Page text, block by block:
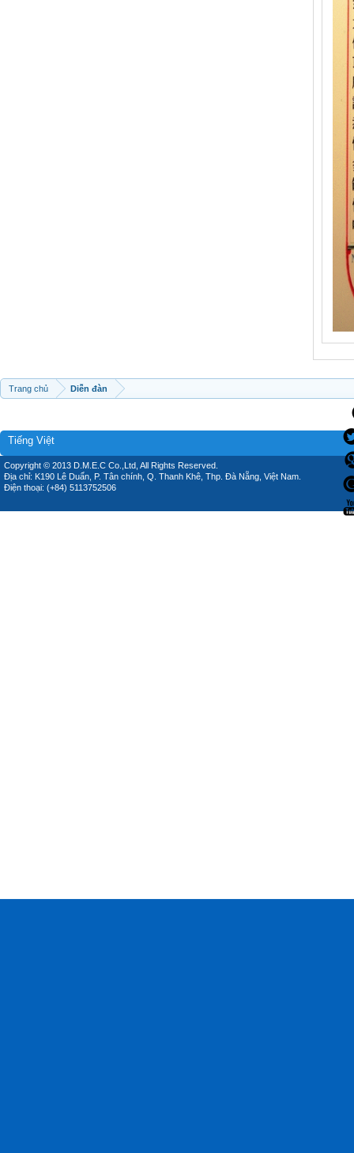
Trang chủ Diễn đàn
Tiếng Việt
Copyright © 2013 D.M.E.C Co.,Ltd, All Rights Reserved.
Địa chỉ: K190 Lê Duẩn, P. Tân chính, Q. Thanh Khê, Thp. Đà Nẵng, Việt Nam.
Điện thoại: (+84) 5113752506